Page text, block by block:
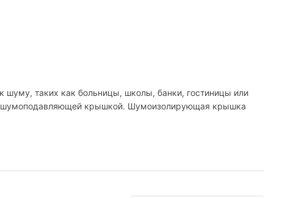
шуму, таких как больницы, школы, банки, гостиницы или
с шумоподавляющей крышкой. Шумоизолирующая крышка